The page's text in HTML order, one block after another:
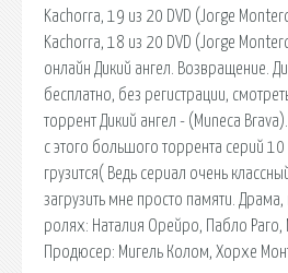
Kachorra, 19 из 20 DVD (Jorge
Kachorra, 18 из 20 DVD (Jorge
онлайн Дикий ангел. Возвращение.
бесплатно, без регистрации,
торрент Дикий ангел - (Muneca
с этого большого торрента серий
грузится( Ведь сериал очень
загрузить мне просто памяти.
ролях: Наталия Орейро, Пабло Раго,
Продюсер: Мигель Колом, Хорхе